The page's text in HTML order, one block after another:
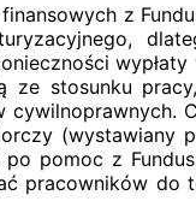
z
stosunku
pomoc z
pracowników